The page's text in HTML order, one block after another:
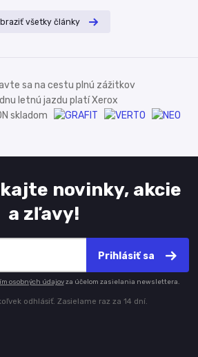
všetky články
novinky, akcie
a zľavy!
Prihlásiť sa
osobných údajovza účelom zasielania newslettera.
odhlásiť. Zasielame raz za 14 dní.